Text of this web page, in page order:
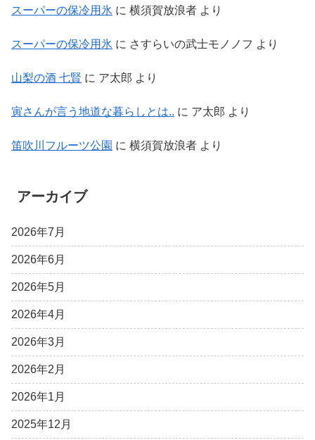
スーパーの保冷用氷 に 横須賀放浪者 より
スーパーの保冷用氷 に さすらいの武士モノノフ より
山梨の酒 七賢 に ア太郎 より
寅さんが言う地道な暮らしとは.. に ア太郎 より
笛吹川フルーツ公園 に 横須賀放浪者 より
アーカイブ
2026年7月
2026年6月
2026年5月
2026年4月
2026年3月
2026年2月
2026年1月
2025年12月